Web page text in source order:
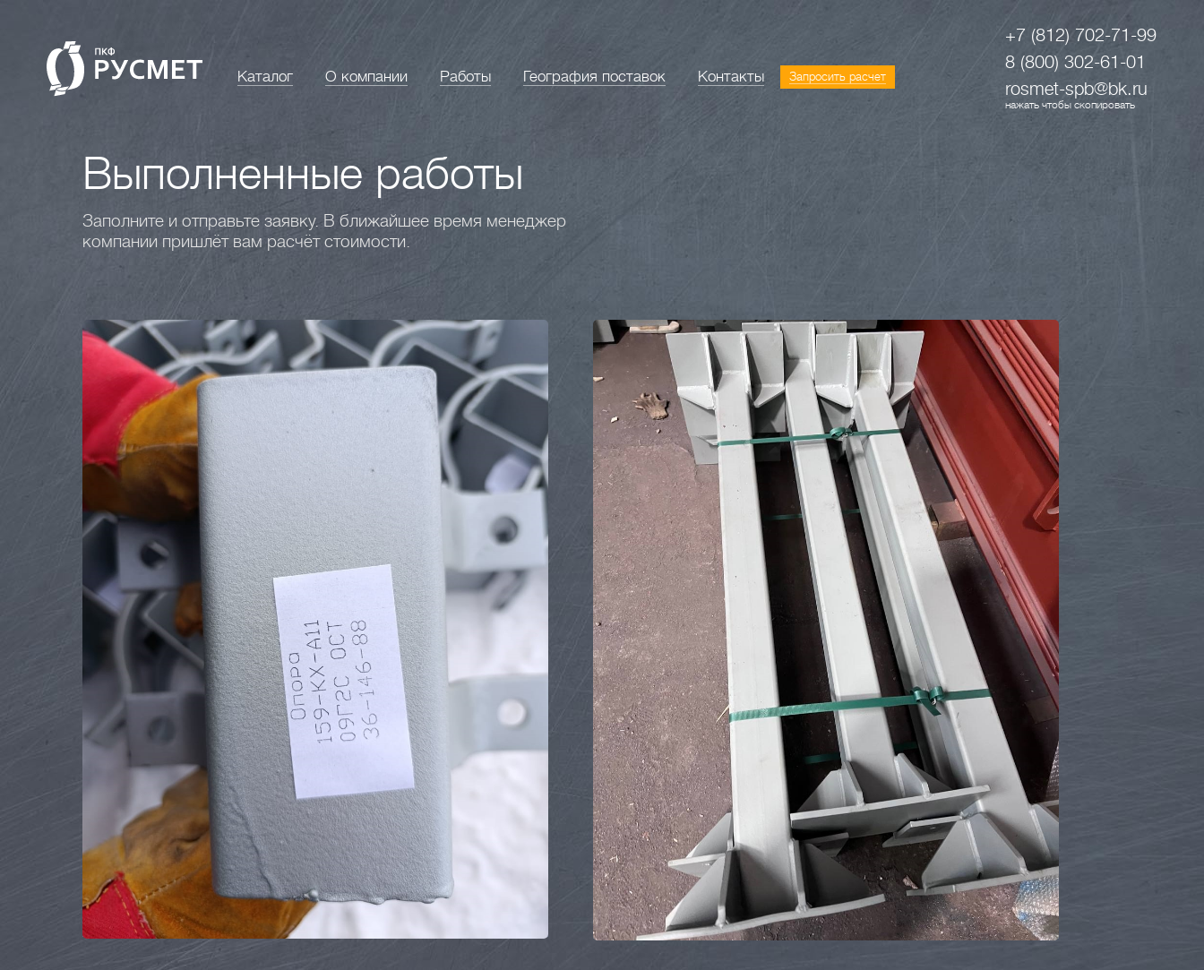
Каталог О компании Работы География поставок Контакты Запросить расчет
+7 (812) 702-71-99
8 (800) 302-61-01
rosmet-spb@bk.ru
нажать чтобы скопировать
Выполненные работы
Заполните и отправьте заявку. В ближайшее время менеджер
компании пришлёт вам расчёт стоимости.